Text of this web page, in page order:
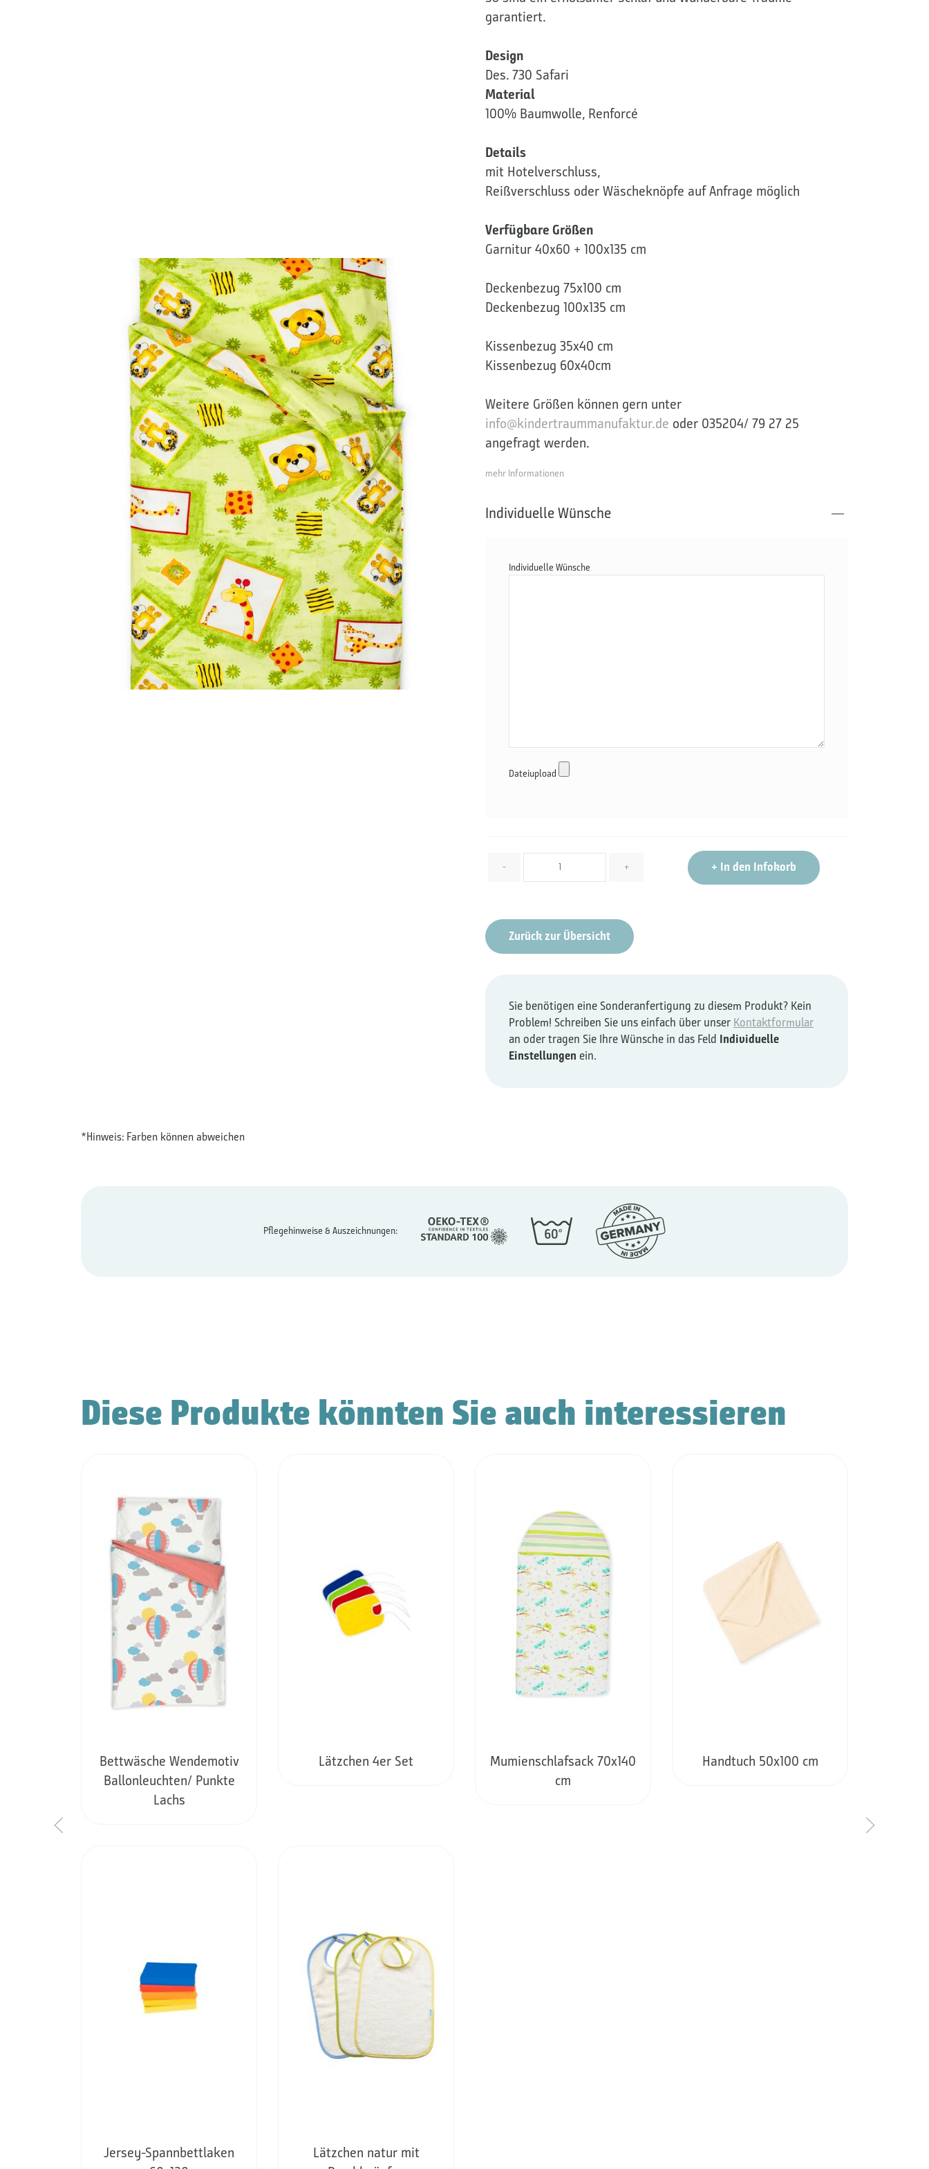
garantiert.
Design
Des. 730 Safari
Material
100% Baumwolle, Renforcé
Details
mit Hotelverschluss,
Reißverschluss oder Wäscheknöpfe auf Anfrage möglich
Verfügbare Größen
Garnitur 40x60 + 100x135 cm
Deckenbezug 75x100 cm
Deckenbezug 100x135 cm
Kissenbezug 35x40 cm
Kissenbezug 60x40cm
Weitere Größen können gern unter
info@kindertraummanufaktur.de oder 035204/ 79 27 25
angefragt werden.
mehr Informationen
Individuelle Wünsche
Individuelle Wünsche
Dateiupload
- + + In den Infokorb
Zurück zur Übersicht
Sie benötigen eine Sonderanfertigung zu diesem Produkt? Kein
Problem! Schreiben Sie uns einfach über unser Kontaktformular
an oder tragen Sie Ihre Wünsche in das Feld Individuelle
Einstellungen ein.
*Hinweis: Farben können abweichen
Pflegehinweise & Auszeichnungen:
Diese Produkte könnten Sie auch interessieren
Bettwäsche Wendemotiv
Ballonleuchten/ Punkte
Lachs
Lätzchen 4er Set
Mumienschlafsack 70x140
cm
Handtuch 50x100 cm
Jersey-Spannbettlaken
Lätzchen natur mit